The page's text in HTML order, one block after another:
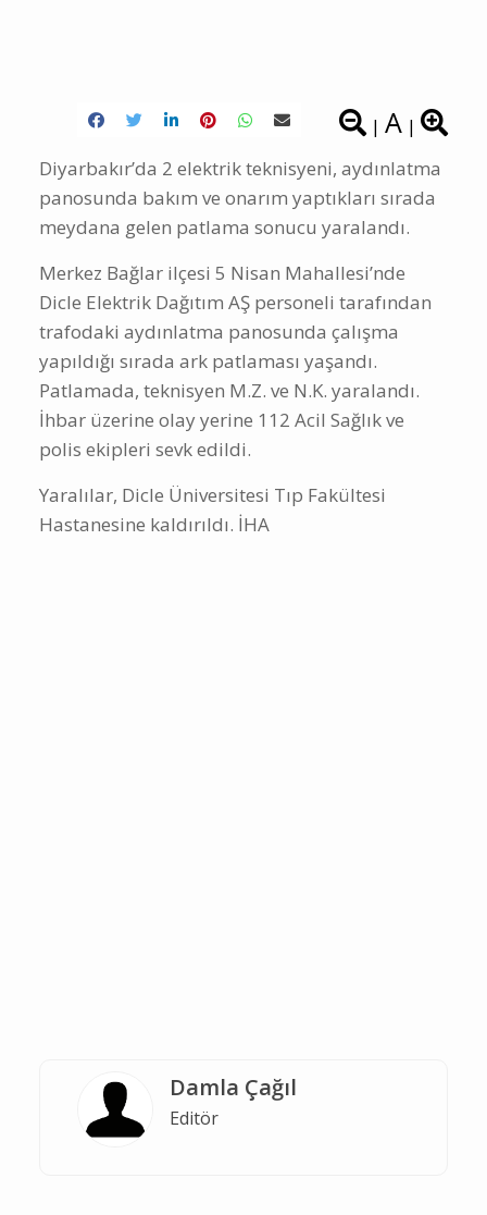
| A |
Diyarbakır’da 2 elektrik teknisyeni, aydınlatma
panosunda bakım ve onarım yaptıkları sırada
meydana gelen patlama sonucu yaralandı.
Merkez Bağlar ilçesi 5 Nisan Mahallesi’nde
Dicle Elektrik Dağıtım AŞ personeli tarafından
trafodaki aydınlatma panosunda çalışma
yapıldığı sırada ark patlaması yaşandı.
Patlamada, teknisyen M.Z. ve N.K. yaralandı.
İhbar üzerine olay yerine 112 Acil Sağlık ve
polis ekipleri sevk edildi.
Yaralılar, Dicle Üniversitesi Tıp Fakültesi
Hastanesine kaldırıldı. İHA
Damla Çağıl
Editör